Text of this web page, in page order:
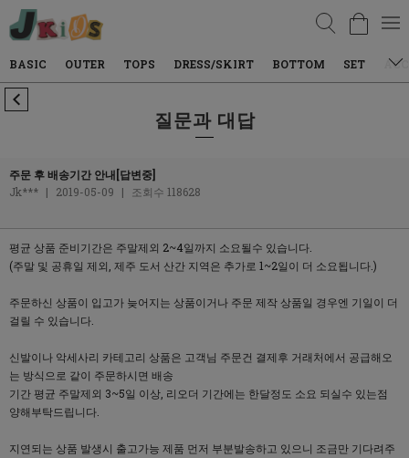
검색
BASIC OUTER TOPS DRESS/SKIRT BOTTOM SET ACC
질문과 대답
주문 후 배송기간 안내[답변중]
Jk*** | 2019-05-09 | 조회수 118628
평균 상품 준비기간은 주말제외 2~4일까지 소요될수 있습니다.
(주말 및 공휴일 제외, 제주 도서 산간 지역은 추가로 1~2일이 더 소요됩니다.)
주문하신 상품이 입고가 늦어지는 상품이거나 주문 제작 상품일 경우엔 기일이 더
걸릴 수 있습니다.
신발이나 악세사리 카테고리 상품은 고객님 주문건 결제후 거래처에서 공급해오
는 방식으로 같이 주문하시면 배송
기간 평균 주말제외 3~5일 이상, 리오더 기간에는 한달정도 소요 되실수 있는점
양해부탁드립니다.
지연되는 상품 발생시 출고가능 제품 먼저 부분발송하고 있으니 조금만 기다려주